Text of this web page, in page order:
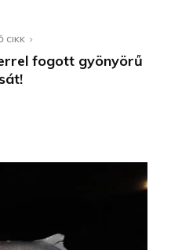
CIKK
fogott gyönyörű